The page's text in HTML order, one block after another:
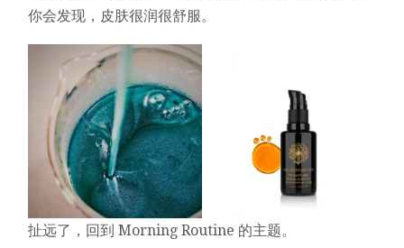
你会发现，皮肤很润很舒服。
扯远了，回到 Morning Routine 的主题。